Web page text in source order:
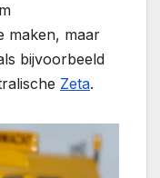
maken, maar
bijvoorbeeld
Zeta.